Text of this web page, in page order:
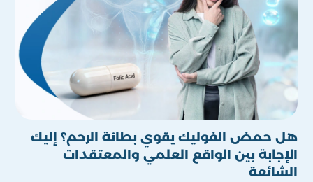
هل حمض الفوليك يقوي بطانة الرحم؟ إليك
الإجابة بين الواقع العلمي والمعتقدات
الشائعة